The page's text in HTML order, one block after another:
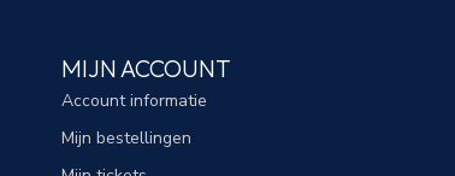
MIJN ACCOUNT
Account informatie
Mijn bestellingen